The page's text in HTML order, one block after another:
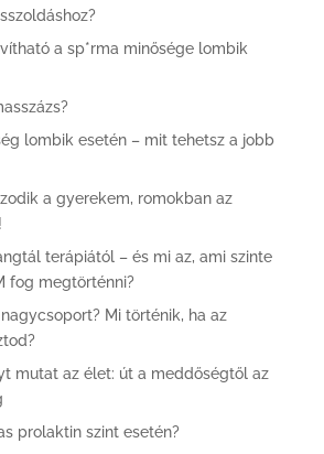
a sp*rma minősége lombik
lombik esetén – mit tehetsz a jobb
a gyerekem, romokban az
terápiától – és mi az, ami szinte
fog megtörténni?
Mi történik, ha az
mutat az élet: út a meddőségtől az
prolaktin szint esetén?